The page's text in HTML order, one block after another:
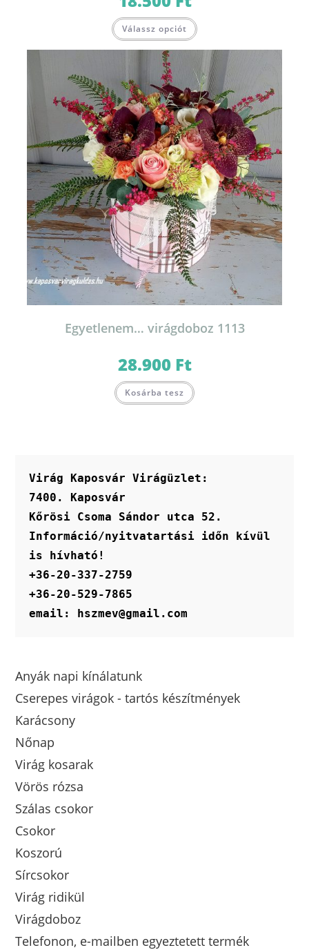
Válassz opciót
Egyetlenem… virágdoboz 1113
28.900 Ft
Kosárba tesz
Virág Kaposvár Virágüzlet:
7400. Kaposvár
Kőrösi Csoma Sándor utca 52.
Információ/nyitvatartási időn kívül
is hívható!
+36-20-337-2759
+36-20-529-7865
email: hszmev@gmail.com
Anyák napi kínálatunk
Cserepes virágok - tartós készítmények
Karácsony
Nőnap
Virág kosarak
Vörös rózsa
Szálas csokor
Csokor
Koszorú
Sírcsokor
Virág ridikül
Virágdoboz
Telefonon, e-mailben egyeztetett termék